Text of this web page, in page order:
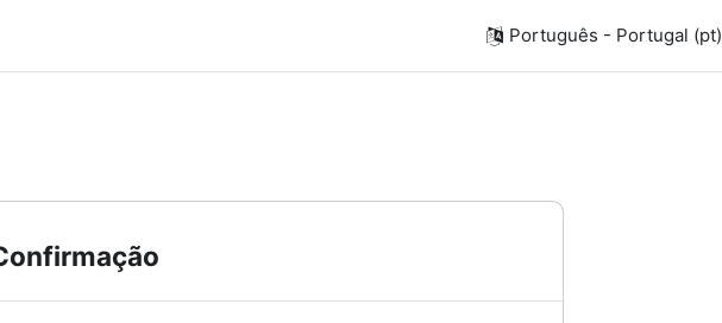
Português - Portugal ‎(pt)‎